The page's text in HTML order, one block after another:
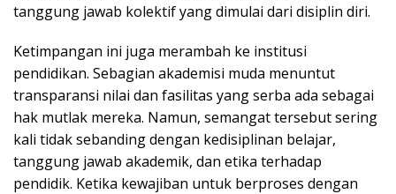
tanggung jawab kolektif yang dimulai dari disiplin diri.
​Ketimpangan ini juga merambah ke institusi
pendidikan. Sebagian akademisi muda menuntut
transparansi nilai dan fasilitas yang serba ada sebagai
hak mutlak mereka. Namun, semangat tersebut sering
kali tidak sebanding dengan kedisiplinan belajar,
tanggung jawab akademik, dan etika terhadap
pendidik. Ketika kewajiban untuk berproses dengan